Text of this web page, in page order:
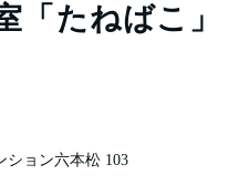
「たねばこ」
ョン六本松 103